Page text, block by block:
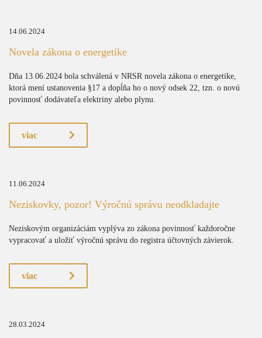
14.06.2024
Novela zákona o energetike
Dňa 13.06.2024 bola schválená v NRSR novela zákona o energetike,
ktorá mení ustanovenia §17 a dopĺňa ho o nový odsek 22, tzn. o novú
povinnosť dodávateľa elektriny alebo plynu.
viac
11.06.2024
Neziskovky, pozor! Výročnú správu neodkladajte
Neziskovým organizáciám vyplýva zo zákona povinnosť každoročne
vypracovať a uložiť výročnú správu do registra účtovných závierok.
viac
28.03.2024